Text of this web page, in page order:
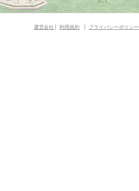
運営会社 利用規約 プライバシーポリシー